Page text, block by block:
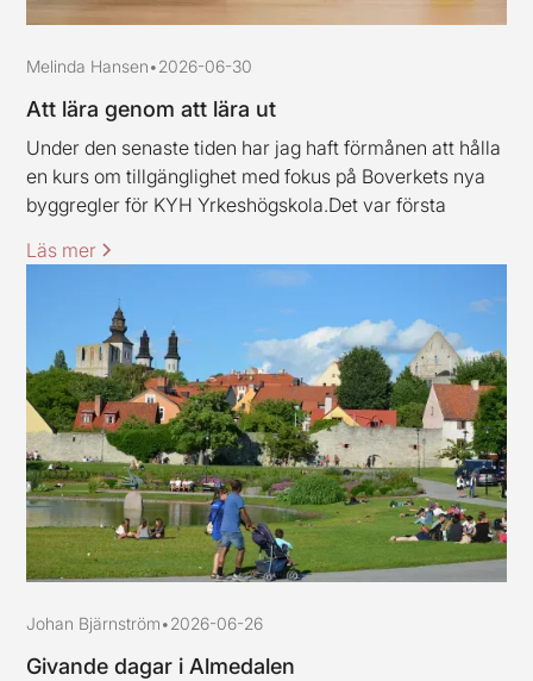
Melinda Hansen•2026-06-30
Att lära genom att lära ut
Under den senaste tiden har jag haft förmånen att hålla
en kurs om tillgänglighet med fokus på Boverkets nya
byggregler för KYH Yrkeshögskola.Det var första
erkänna att jag var lite nervös inför uppdraget.
Läs mer
Johan Bjärnström•2026-06-26
Givande dagar i Almedalen